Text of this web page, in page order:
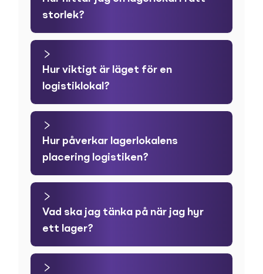
storlek?
Hur viktigt är läget för en
logistiklokal?
Hur påverkar lagerlokalens
placering logistiken?
Vad ska jag tänka på när jag hyr
ett lager?